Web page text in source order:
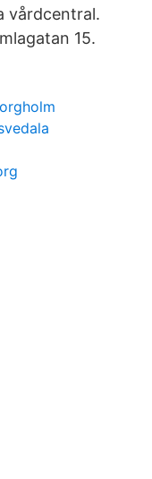
vårdcentral.
15.